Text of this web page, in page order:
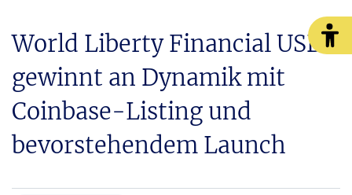
World Liberty Financial USD
gewinnt an Dynamik mit
Coinbase-Listing und
bevorstehendem Launch